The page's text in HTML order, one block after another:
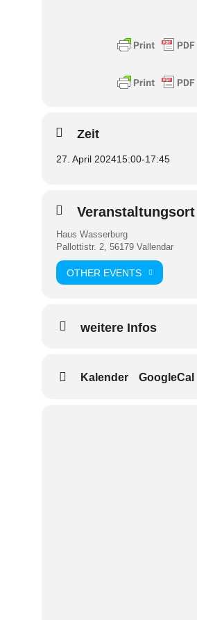
Zeit
27. April 202415:00-17:45
Veranstaltungsort
Haus Wasserburg
Pallottistr. 2, 56179 Vallendar
OTHER EVENTS
weitere Infos
Kalender GoogleCal